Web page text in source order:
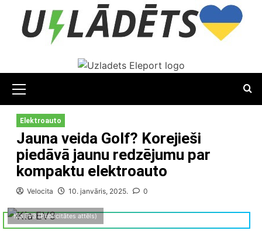
content
Menu
Elektroauto
Jauna veida Golf? Korejieši
piedāvā jaunu redzējumu par
kompaktu elektroauto
Velocita 10. janvāris, 2025. 0
Kia EV3 (Publicitātes attēls)